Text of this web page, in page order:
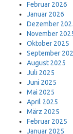
Februar 2026
Januar 2026
Dezember
November
Oktober 2025
September
August 2025
Juli 2025
Juni 2025
Mai 2025
April 2025
März 2025
Februar 2025
Januar 2025